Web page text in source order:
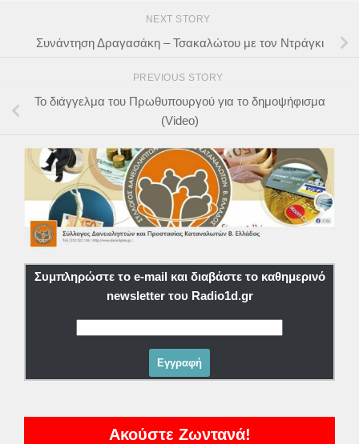
NEXT STORY
Συνάντηση Δραγασάκη – Τσακαλώτου με τον Ντράγκι
PREVIOUS STORY
Το διάγγελμα του Πρωθυπουργού για το δημοψήφισμα
(Video)
Συμπληρώστε το e-mail και διαβάστε το καθημερινό
newsletter του Radio1d.gr
Ακούστε Ζωντανά!